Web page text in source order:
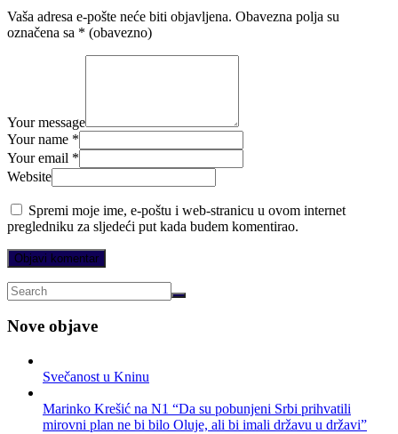
Vaša adresa e-pošte neće biti objavljena. Obavezna polja su
označena sa * (obavezno)
Your message
Your name *
Your email *
Website
Spremi moje ime, e-poštu i web-stranicu u ovom internet
pregledniku za sljedeći put kada budem komentirao.
Nove objave
Svečanost u Kninu
Marinko Krešić na N1 “Da su pobunjeni Srbi prihvatili
mirovni plan ne bi bilo Oluje, ali bi imali državu u državi”